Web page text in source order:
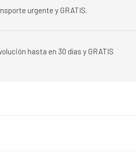
urgente y GRATIS.
hasta en 30 días y GRATIS